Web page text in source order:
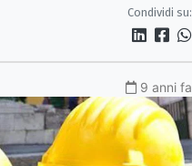
Condividi su:
9 anni fa